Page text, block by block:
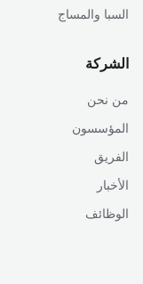
السبا والمساج
الشركة
من نحن
المؤسسون
الفريق
الأخبار
الوظائف